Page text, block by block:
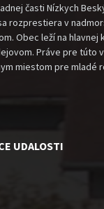
časti Nízkych
rozprestiera v
Obec leží na hlavnej
Práve pre túto
miestom pre mladé
UDALOSTI